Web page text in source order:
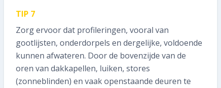
TIP 7
Zorg ervoor dat profileringen, vooral van
gootlijsten, onderdorpels en dergelijke, voldoende
kunnen afwateren. Door de bovenzijde van de
oren van dakkapellen, luiken, stores
(zonneblinden) en vaak openstaande deuren te